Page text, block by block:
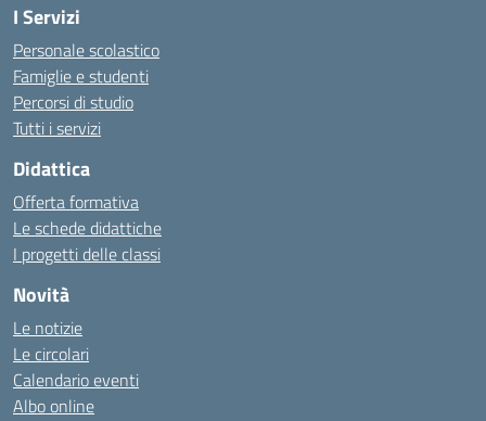
I Servizi
Personale scolastico
Famiglie e studenti
Percorsi di studio
Tutti i servizi
Didattica
Offerta formativa
Le schede didattiche
I progetti delle classi
Novità
Le notizie
Le circolari
Calendario eventi
Albo online